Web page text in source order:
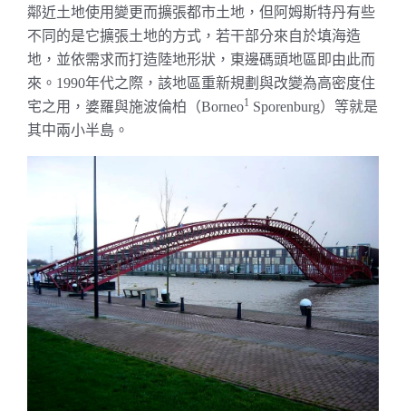
鄰近土地使用變更而擴張都市土地，但阿姆斯特丹有些
不同的是它擴張土地的方式，若干部分來自於填海造
地，並依需求而打造陸地形狀，東邊碼頭地區即由此而
來。 1990年代之際，該地區重新規劃與改變為高密度住
宅之用，婆羅與施波倫柏（Borneo1 Sporenburg） 等就是
其中兩小半島。